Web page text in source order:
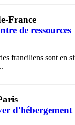
France
de
franciliens sont en
d'hébergement